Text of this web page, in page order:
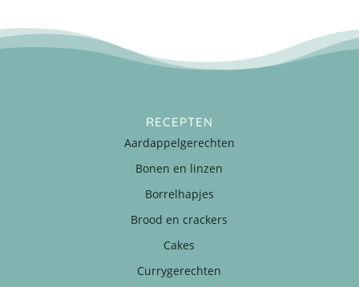
RECEPTEN
Aardappelgerechten
Bonen en linzen
Borrelhapjes
Brood en crackers
Cakes
Currygerechten